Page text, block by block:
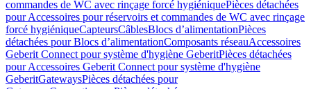
commandes de WC avec rinçage forcé hygiéniquePièces détachées
pour Accessoires pour réservoirs et commandes de WC avec rinçage
forcé hygiéniqueCapteursCâblesBlocs d’alimentationPièces
détachées pour Blocs d’alimentationComposants réseauAccessoires
Geberit Connect pour système d'hygiène GeberitPièces détachées
pour Accessoires Geberit Connect pour système d'hygiène
GeberitGatewaysPièces détachées pour